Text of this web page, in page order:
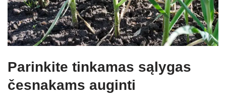
Parinkite tinkamas sąlygas
česnakams auginti